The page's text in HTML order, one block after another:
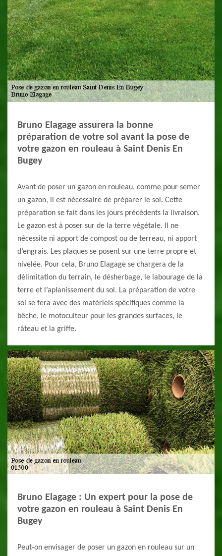
Bruno Elagage assurera la bonne
préparation de votre sol avant la pose de
votre gazon en rouleau à Saint Denis En
Bugey
Avant de poser un gazon en rouleau, comme pour semer
un gazon, il est nécessaire de préparer le sol. Cette
préparation se fait dans les jours précédents la livraison.
Le gazon est à poser sur de la terre végétale. Il ne
nécessite ni apport de compost ou de terreau, ni apport
d’engrais. Les plaques se posent sur une terre propre et
nivelée. Pour cela, Bruno Elagage se chargera de la
délimitation du terrain, le désherbage, le labourage de la
terre et l’aplanissement du sol. La préparation de votre
sol se fera avec des matériels spécifiques comme la
bêche, le motoculteur pour les grandes surfaces, le
râteau et la griffe.
Bruno Elagage : Un expert pour la pose de
votre gazon en rouleau à Saint Denis En
Bugey
Peut-on envisager de poser un gazon en rouleau sur un